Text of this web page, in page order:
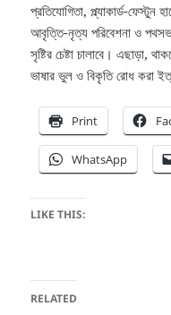
প্রতিযোগিতা, প্ল্যাকার্ড-ফেস্টুন
আবৃত্তি-নৃত্য পরিবেশনা ও
সৃষ্টির চেষ্টা চালাবে। এছাড়া,
ভাষার ভুল ও বিকৃতি রোধ করা
Print
WhatsApp
LIKE THIS:
RELATED